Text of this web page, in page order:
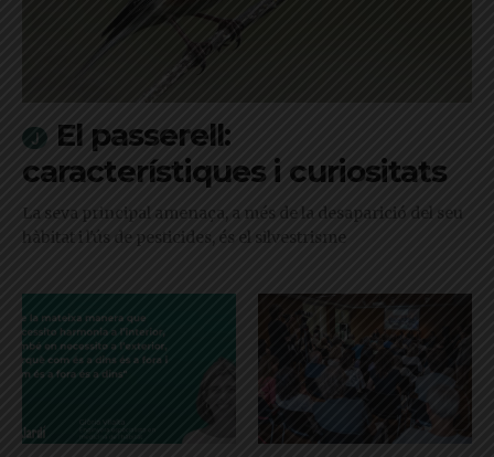
El passerell:
característiques i curiositats
La seva principal amenaça, a més de la desaparició del seu
hàbitat i l'ús de pesticides, és el silvestrisme